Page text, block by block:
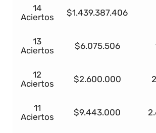
14
Aciertos
$1.439.387.406
13
Aciertos
$6.075.506
12
Aciertos
$2.600.000
11
Aciertos
$9.443.000